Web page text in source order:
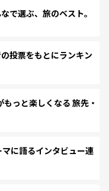
で選ぶ、旅のベスト。
投票をもとにランキン
っと楽しくなる 旅先・
に語るインタビュー連